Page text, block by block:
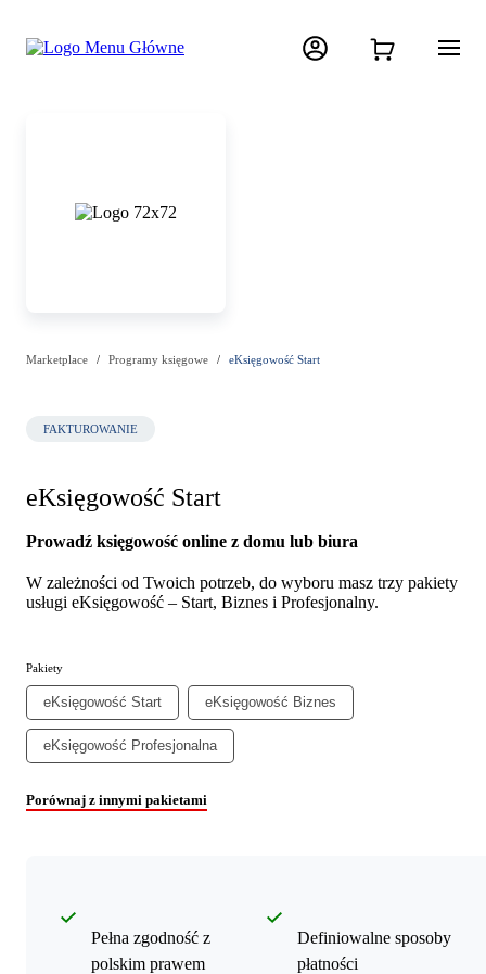
Marketplace Programy księgowe eKsięgowość Start
FAKTUROWANIE
eKsięgowość Start
Prowadź księgowość online z domu lub biura
W zależności od Twoich potrzeb, do wyboru masz trzy pakiety
usługi eKsięgowość – Start, Biznes i Profesjonalny.
Pakiety
eKsięgowość Start eKsięgowość Biznes
eKsięgowość Profesjonalna
Porównaj z innymi pakietami
Pełna zgodność z
polskim prawem
Definiowalne sposoby
płatności